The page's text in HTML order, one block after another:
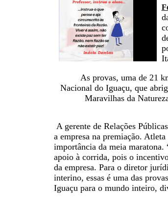
As provas, uma de 21
Nacional do Iguaçu, que
Maravilhas da
A gerente de Relações
a empresa na premiação.
importância da meia
apoio à corrida, pois o
da empresa. Para o diretor
interino, essas é uma das
Iguaçu para o mundo inteiro,